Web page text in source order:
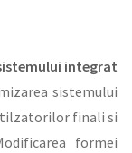
integrat
sistemului
finali si
formei